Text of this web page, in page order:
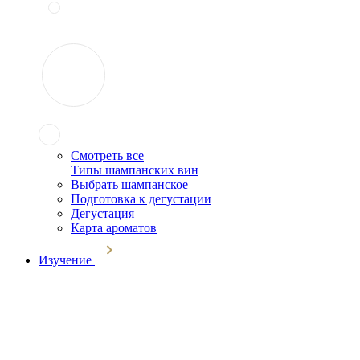
Смотреть все
Типы шампанских вин
Выбрать шампанское
Подготовка к дегустации
Дегустация
Карта ароматов
Изучение